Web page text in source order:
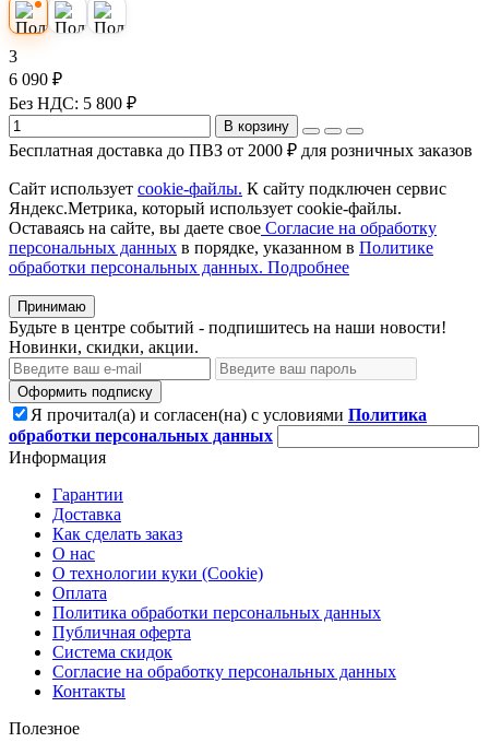
3
6 090 ₽
Без НДС: 5 800 ₽
В корзину
Бесплатная доставка до ПВЗ от 2000 ₽ для розничных заказов
Сайт использует cookie-файлы. К cайту подключен сервис
Яндекс.Метрика, который использует cookie-файлы.
Оставаясь на сайте, вы даете свое Согласие на обработку
персональных данных в порядке, указанном в Политике
обработки персональных данных. Подробнее
Принимаю
Будьте в центре событий - подпишитесь на наши новости!
Новинки, скидки, акции.
Оформить подписку
Я прочитал(а) и согласен(на) с условиями Политика
обработки персональных данных
Информация
Гарантии
Доставка
Как сделать заказ
О нас
О технологии куки (Cookie)
Оплата
Политика обработки персональных данных
Публичная оферта
Система скидок
Согласие на обработку персональных данных
Контакты
Полезное